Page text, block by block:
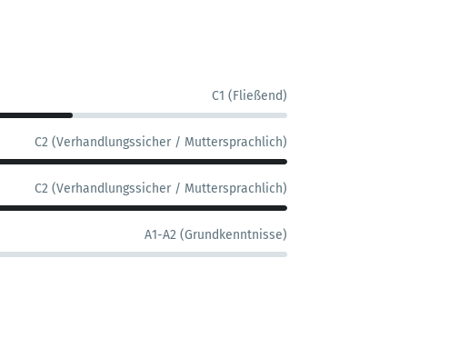
C1 (Fließend)
C2 (Verhandlungssicher / Muttersprachlich)
C2 (Verhandlungssicher / Muttersprachlich)
A1-A2 (Grundkenntnisse)